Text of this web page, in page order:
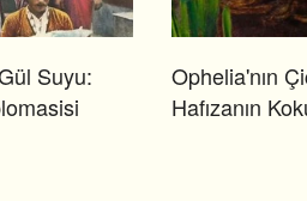
Suyu:
Ophelia'nın
Hafızanın